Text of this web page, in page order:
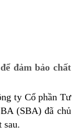
đảm bảo chất
ty Cổ phần Tư
(SBA) đã chủ
sau.